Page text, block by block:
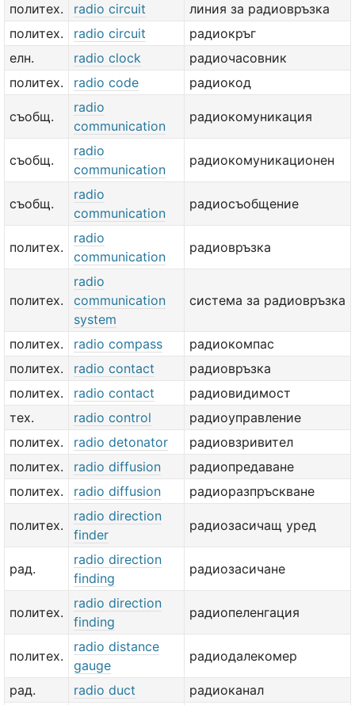
политех.
radio circuit
линия за радиовръзка
политех.
radio circuit
радиокръг
елн.
radio clock
радиочасовник
политех.
radio code радиокод
съобщ.
radio
communication
радиокомуникация
съобщ.
radio
communication
радиокомуникационен
съобщ.
radio
communication
радиосъобщение
политех.
radio
communication
радиовръзка
политех.
radio
communication
system
система за радиовръзка
политех. radio compass
радиокомпас
политех.
radio contact
радиовръзка
политех.
radio contact
радиовидимост
тех.
radio control
радиоуправление
политех.
radio detonator
радиовзривител
политех.
radio diffusion
радиопредаване
политех.
radio diffusion радиоразпръскване
политех.
radio direction
finder
радиозасичащ уред
рад.
radio direction
finding
радиозасичане
политех.
radio direction
finding
радиопеленгация
политех.
radio distance
gauge
радиодалекомер
рад. radio duct
радиоканал